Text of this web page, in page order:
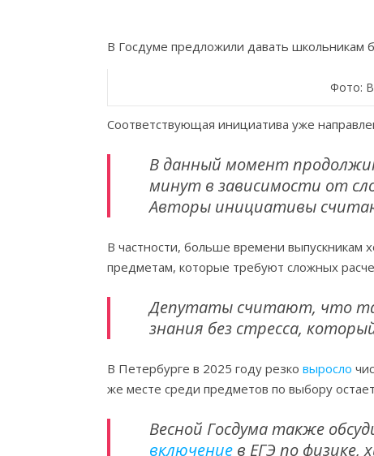
В Госдуме предложили давать школьникам
Фото:
Соответствующая инициатива уже
В данный момент
минут в зависимости от
Авторы инициативы
В частности, больше времени выпускникам
предметам, которые требуют сложных
Депутаты считают, что
знания без стресса,
В Петербурге в 2025 году резко выросло
же месте среди предметов по выбору
Весной Госдума также
включение в ЕГЭ по физике,